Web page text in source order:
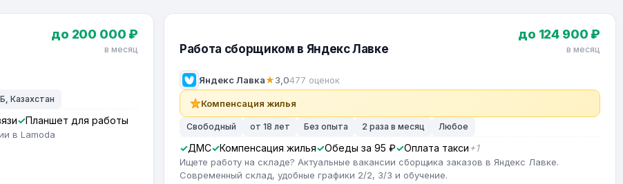
до 200 000 ₽
в месяц
Казахстан
Планшет для работы
в Lamoda
Работа сборщиком в Яндекс Лавке
Яндекс Лавка★3,0477 оценок
до 124 900 ₽
в месяц
Компенсация жилья
Свободный от 18 лет Без опыта 2 раза в месяц Любое
ДМС Компенсация жилья Обеды за 95 ₽ Оплата такси +1
Ищете работу на складе? Актуальные вакансии сборщика заказов в Яндекс Лавке.
Современный склад, удобные графики 2/2, 3/3 и обучение.